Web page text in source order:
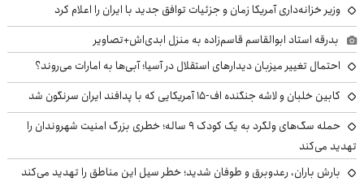
وزیر خزانه‌داری آمریکا زمان و جزئیات توافق جدید با ایران را اعلام کرد
بدرقه استاد ابوالقاسم قاسم‌زاده به منزل ابدی‌اش+تصاویر
احتمال تغییر میزبان دیدارهای استقلال در آسیا؛ آبی‌ها به امارات می‌روند؟
کابین خلبان و لاشه جنگنده اف-۱۵ آمریکایی که با پدافند ایران سرنگون شد
حمله سگ‌های ولگرد به یک کودک ۹ ساله؛ خطری بزرگ امنیت شهروندان را
تهدید می‌کند
بارش باران، رعدوبرق و طوفان شدید؛ خطر سیل این مناطق را تهدید می‌کند